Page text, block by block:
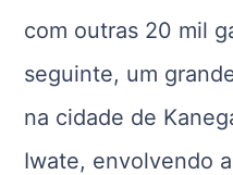
com outras 20 mil
seguinte, um
na cidade de
Iwate, envolvendo